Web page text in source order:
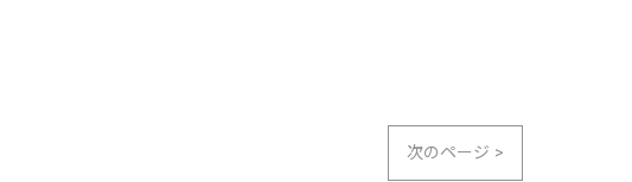
次のページ >